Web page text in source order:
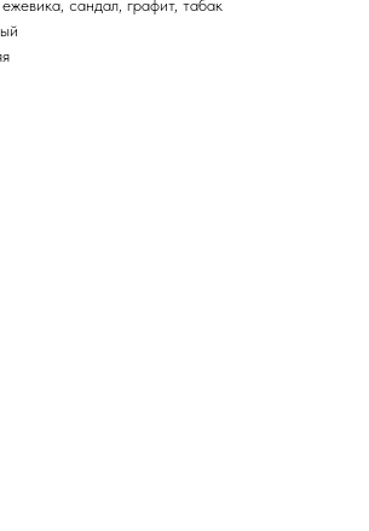
сандал, графит, табак